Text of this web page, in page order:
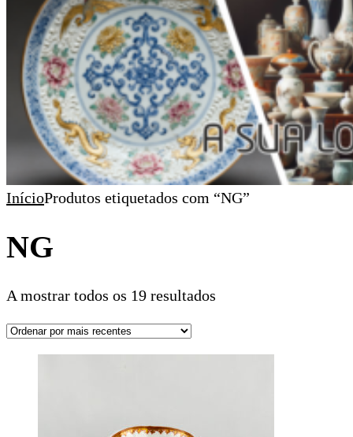
InícioProdutos etiquetados com “NG”
NG
A mostrar todos os 19 resultados